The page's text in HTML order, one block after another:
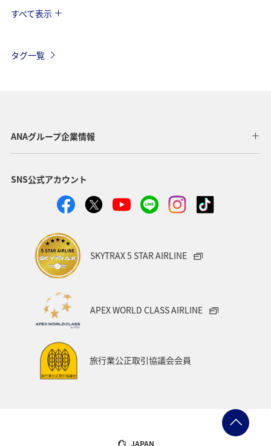
フィリピン
ハノイ スウェーデン クアラルンプール
ホーチミン
自然・植物 趣味 オセアニア
クリスマス
すべて表示
タグ一覧
ANAグループ企業情報
SNS公式アカウント
SKYTRAX 5 STAR AIRLINE
APEX WORLD CLASS AIRLINE
旅行業公正取引協議会会員
JAPAN